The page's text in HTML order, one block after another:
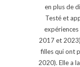
en plus de
Testé et
2017 et
filles qui ont
2020). Elle a